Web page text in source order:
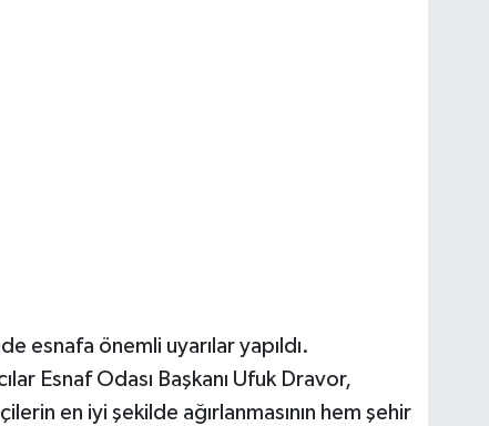
esnafa önemli uyarılar yapıldı.
Esnaf Odası Başkanı Ufuk Dravor,
en iyi şekilde ağırlanmasının hem şehir